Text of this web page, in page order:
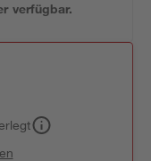
verfügbar.